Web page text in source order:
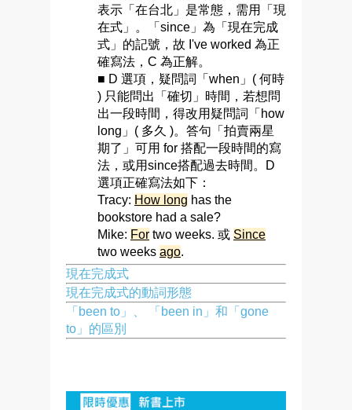
表示「在台北」是常態，需用「現
在式」。「since」為「現在完成
式」的記號，故 I've worked 為正
確寫法，C 為正解。
■ D 選項，疑問詞「when」( 何時
) 只能問出「確切」時間，若想問
出一段時間，得改用疑問詞「how
long」( 多久 )。答句「拍賣兩星
期了」可用 for 搭配一段時間的寫
法，或用since搭配過去時間。D
選項正確寫法如下：
Tracy: How long has the
bookstore had a sale?
Mike: For two weeks. 或 Since
two weeks ago.
現在完成式
現在完成式的動詞形態
「been to」、 「been in」和「gone
to」的區別